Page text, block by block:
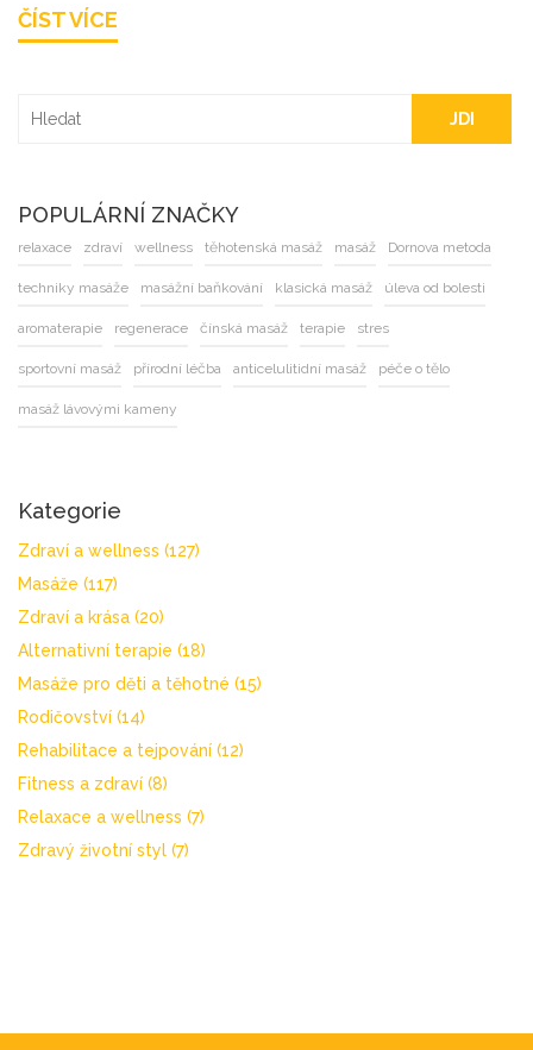
mimořádnou formu relaxace. Přeji vám krásný den plný
ČÍST VÍCE
JDI
POPULÁRNÍ ZNAČKY
relaxace zdraví wellness těhotenská masáž masáž Dornova metoda
techniky masáže masážní baňkování klasická masáž úleva od bolesti
aromaterapie regenerace čínská masáž terapie stres
sportovní masáž přírodní léčba anticelulitidní masáž péče o tělo
masáž lávovými kameny
Kategorie
Zdraví a wellness (127)
Masáže (117)
Zdraví a krása (20)
Alternativní terapie (18)
Masáže pro děti a těhotné (15)
Rodičovství (14)
Rehabilitace a tejpování (12)
Fitness a zdraví (8)
Relaxace a wellness (7)
Zdravý životní styl (7)